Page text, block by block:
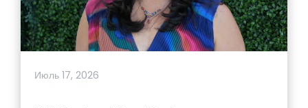
Июль 17, 2026